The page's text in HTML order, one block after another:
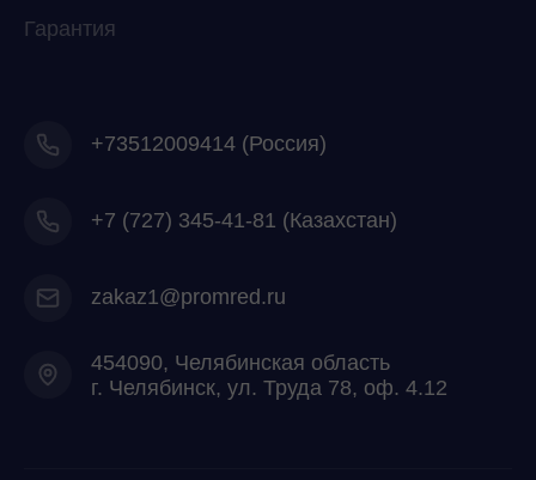
Гарантия
+73512009414 (Россия)
+7 (727) 345-41-81 (Казахстан)
zakaz1@promred.ru
454090, Челябинская область
г. Челябинск, ул. Труда 78, оф. 4.12